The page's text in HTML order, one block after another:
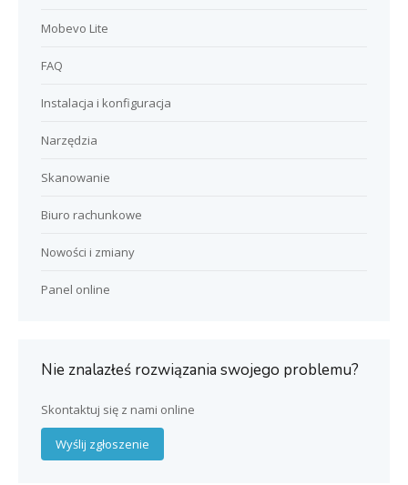
Mobevo Lite
FAQ
Instalacja i konfiguracja
Narzędzia
Skanowanie
Biuro rachunkowe
Nowości i zmiany
Panel online
Nie znalazłeś rozwiązania swojego problemu?
Skontaktuj się z nami online
Wyślij zgłoszenie